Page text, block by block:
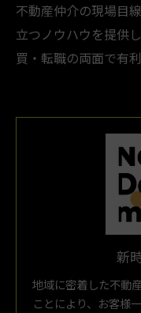
不動産仲介の現場目
立つノウハウを提供
買・転職の両面で有
新
地域に密着した不動
ことにより、お客様